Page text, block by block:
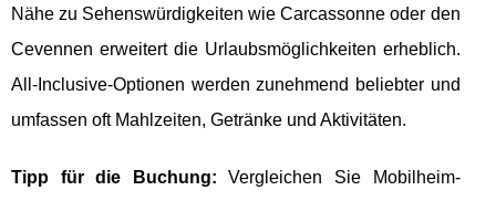
Nähe zu Sehenswürdigkeiten wie Carcassonne oder den
Cevennen erweitert die Urlaubsmöglichkeiten erheblich.
All-Inclusive-Optionen werden zunehmend beliebter und
umfassen oft Mahlzeiten, Getränke und Aktivitäten.
Tipp für die Buchung: Vergleichen Sie Mobilheim-